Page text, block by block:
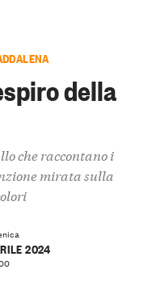
della
che raccontano i
mirata sulla
2024